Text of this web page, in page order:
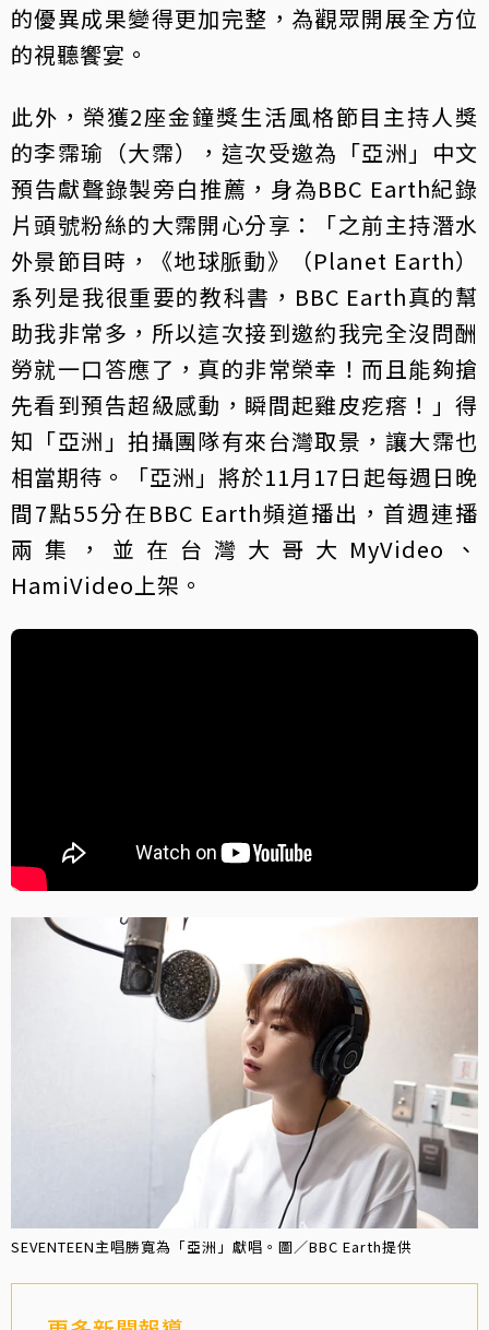
的優異成果變得更加完整，為觀眾開展全方位
的視聽饗宴。
此外，榮獲2座金鐘獎生活風格節目主持人獎
的李霈瑜（大霈），這次受邀為「亞洲」中文
預告獻聲錄製旁白推薦，身為BBC Earth紀錄
片頭號粉絲的大霈開心分享：「之前主持潛水
外景節目時，《地球脈動》（Planet Earth）
系列是我很重要的教科書，BBC Earth真的幫
助我非常多，所以這次接到邀約我完全沒問酬
勞就一口答應了，真的非常榮幸！而且能夠搶
先看到預告超級感動，瞬間起雞皮疙瘩！」得
知「亞洲」拍攝團隊有來台灣取景，讓大霈也
相當期待。「亞洲」將於11月17日起每週日晚
間7點55分在BBC Earth頻道播出，首週連播
兩集，並在台灣大哥大MyVideo、
HamiVideo上架。
SEVENTEEN主唱勝寬為「亞洲」獻唱。圖／BBC Earth提供